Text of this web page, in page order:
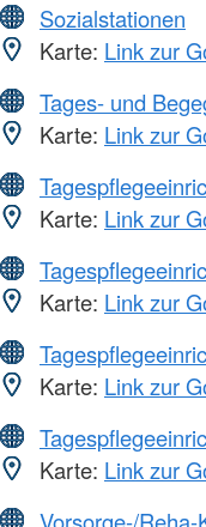
Sozialstationen
Karte: Link zur
Tages- und
Karte: Link zur
Karte: Link zur
Karte: Link zur
Karte: Link zur
Karte: Link zur
Vorsorge-/Reha-